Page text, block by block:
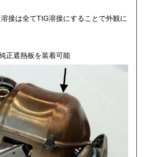
接は全てTIG溶接にすることで外観に
正遮熱板を装着可能